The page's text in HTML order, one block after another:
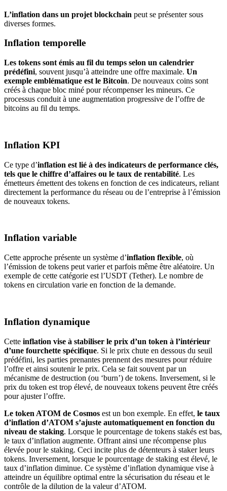
L’inflation dans un projet blockchain peut se présenter sous
diverses formes.
Inflation temporelle
Les tokens sont émis au fil du temps selon un calendrier
prédéfini, souvent jusqu’à atteindre une offre maximale. Un
exemple emblématique est le Bitcoin. De nouveaux coins sont
créés à chaque bloc miné pour récompenser les mineurs. Ce
processus conduit à une augmentation progressive de l’offre de
bitcoins au fil du temps.
Inflation KPI
Ce type d’inflation est lié à des indicateurs de performance clés,
tels que le chiffre d’affaires ou le taux de rentabilité. Les
émetteurs émettent des tokens en fonction de ces indicateurs, reliant
directement la performance du réseau ou de l’entreprise à l’émission
de nouveaux tokens.
Inflation variable
Cette approche présente un système d’inflation flexible, où
l’émission de tokens peut varier et parfois même être aléatoire. Un
exemple de cette catégorie est l’USDT (Tether). Le nombre de
tokens en circulation varie en fonction de la demande.
Inflation dynamique
Cette inflation vise à stabiliser le prix d’un token à l’intérieur
d’une fourchette spécifique. Si le prix chute en dessous du seuil
prédéfini, les parties prenantes prennent des mesures pour réduire
l’offre et ainsi soutenir le prix. Cela se fait souvent par un
mécanisme de destruction (ou ‘burn’) de tokens. Inversement, si le
prix du token est trop élevé, de nouveaux tokens peuvent être créés
pour ajuster l’offre.
Le token ATOM de Cosmos est un bon exemple. En effet, le taux
d’inflation d’ATOM s’ajuste automatiquement en fonction du
niveau de staking. Lorsque le pourcentage de tokens stakés est bas,
le taux d’inflation augmente. Offrant ainsi une récompense plus
élevée pour le staking. Ceci incite plus de détenteurs à staker leurs
tokens. Inversement, lorsque le pourcentage de staking est élevé, le
taux d’inflation diminue. Ce système d’inflation dynamique vise à
atteindre un équilibre optimal entre la sécurisation du réseau et le
contrôle de la dilution de la valeur d’ATOM.